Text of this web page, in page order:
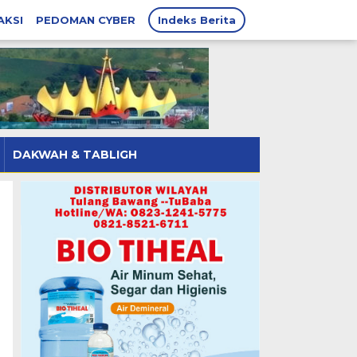
PEDOMAN CYBER Indeks Berita
DAKWAH & TABLIGH